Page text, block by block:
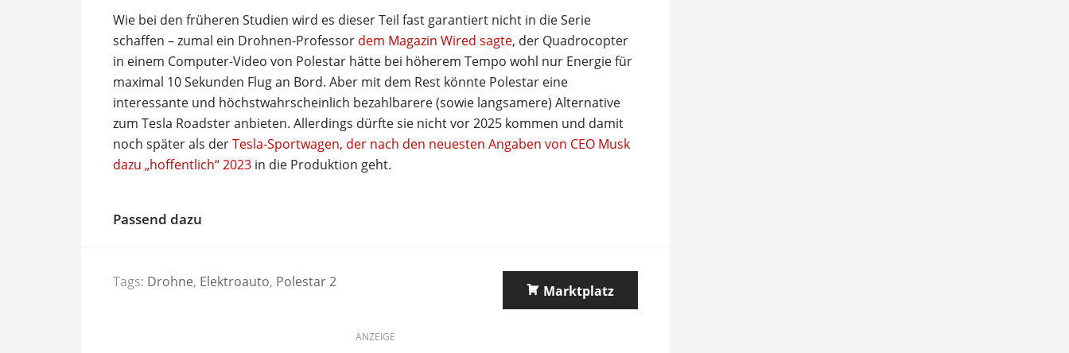
Wie bei den früheren Studien wird es dieser Teil fast garantiert nicht in die Serie
schaffen – zumal ein Drohnen-Professor dem Magazin Wired sagte, der Quadrocopter
in einem Computer-Video von Polestar hätte bei höherem Tempo wohl nur Energie für
maximal 10 Sekunden Flug an Bord. Aber mit dem Rest könnte Polestar eine
interessante und höchstwahrscheinlich bezahlbarere (sowie langsamere) Alternative
zum Tesla Roadster anbieten. Allerdings dürfte sie nicht vor 2025 kommen und damit
noch später als derTesla-Sportwagen, der nach den neuesten Angaben von CEO Musk
dazu „hoffentlich“ 2023 in die Produktion geht.
Passend dazu
Tags: Drohne, Elektroauto, Polestar 2
Marktplatz
ANZEIGE